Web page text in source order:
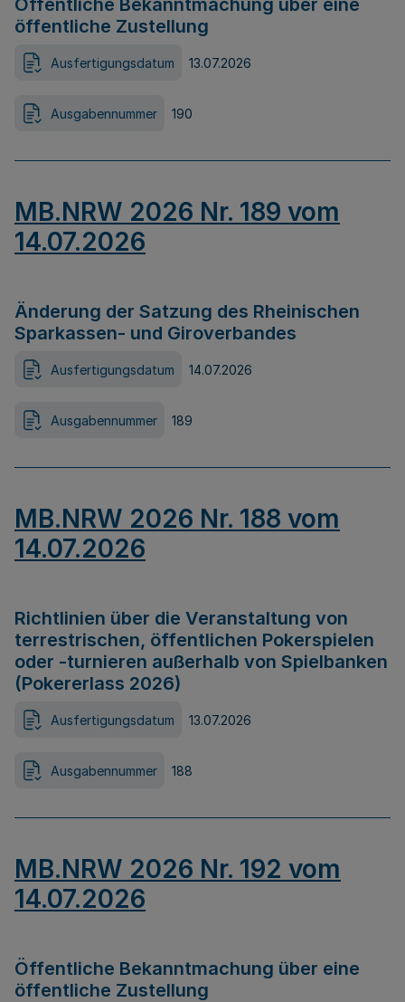
Öffentliche Bekanntmachung über eine
öffentliche Zustellung
Ausfertigungsdatum 13.07.2026
Ausgabennummer 190
MB.NRW 2026 Nr. 189 vom
14.07.2026
Änderung der Satzung des Rheinischen
Sparkassen- und Giroverbandes
Ausfertigungsdatum 14.07.2026
Ausgabennummer 189
MB.NRW 2026 Nr. 188 vom
14.07.2026
Richtlinien über die Veranstaltung von
terrestrischen, öffentlichen Pokerspielen
oder -turnieren außerhalb von Spielbanken
(Pokererlass 2026)
Ausfertigungsdatum 13.07.2026
Ausgabennummer 188
MB.NRW 2026 Nr. 192 vom
14.07.2026
Öffentliche Bekanntmachung über eine
öffentliche Zustellung